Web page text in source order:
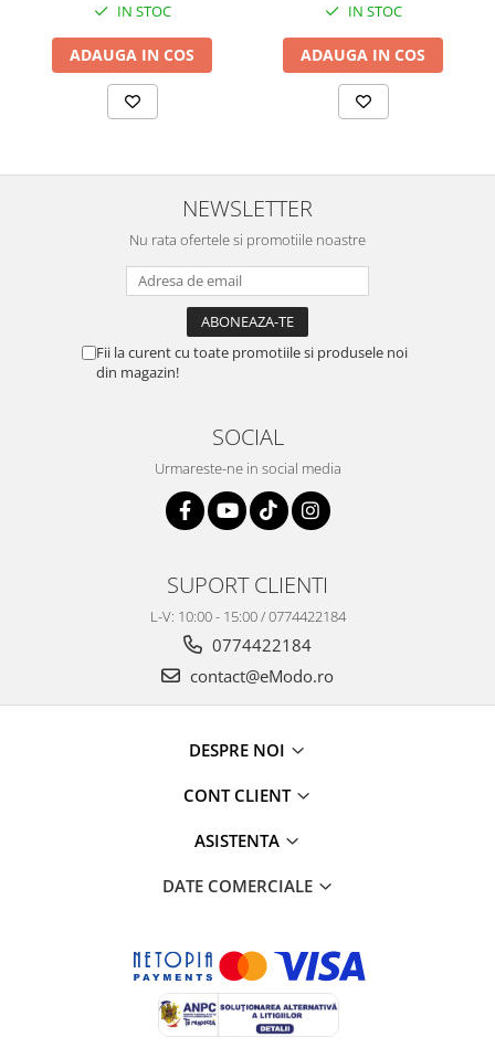
IN STOC
ADAUGA IN COS
IN STOC
ADAUGA IN COS
NEWSLETTER
Nu rata ofertele si promotiile noastre
Fii la curent cu toate promotiile si produsele noi
din magazin!
SOCIAL
Urmareste-ne in social media
SUPORT CLIENTI
L-V: 10:00 - 15:00 / 0774422184
0774422184
contact@eModo.ro
DESPRE NOI
CONT CLIENT
ASISTENTA
DATE COMERCIALE